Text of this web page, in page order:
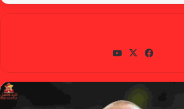
في
وك
X